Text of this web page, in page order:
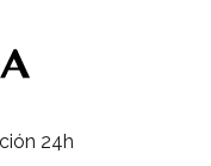
24h